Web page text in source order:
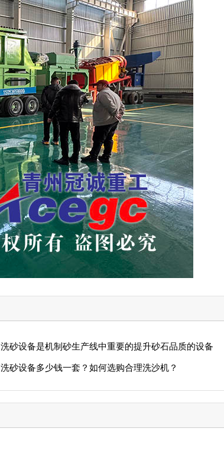
洗砂设备是机制砂生产线中重要的提升砂石品质的设备
洗砂设备多少钱一套？如何选购合理洗沙机？